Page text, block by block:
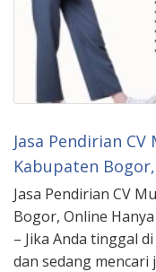
Jasa Pendirian
Kabupaten
Jasa Pendirian CV
Bogor, Online
– Jika Anda tinggal
dan sedang mencari